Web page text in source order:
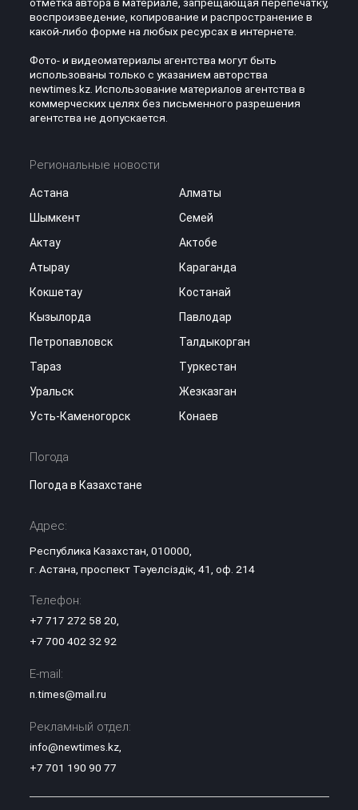
воспроизведение, копирование и распространение в
какой-либо форме на любых ресурсах в интернете.
Фото- и видеоматериалы агентства могут быть
использованы только с указанием авторства
newtimes.kz. Использование материалов агентства в
коммерческих целях без письменного разрешения
агентства не допускается.
Региональные новости
Астана
Алматы
Шымкент
Семей
Актау
Актобе
Атырау
Караганда
Кокшетау
Костанай
Кызылорда
Павлодар
Петропавловск
Талдыкорган
Тараз
Туркестан
Уральск
Жезказган
Усть-Каменогорск
Конаев
Погода
Погода в Казахстане
Адрес:
Республика Казахстан, 010000,
г. Астана, проспект Тәуелсіздік, 41, оф. 214
Телефон:
+7 717 272 58 20
+7 700 402 32 92
E-mail:
n.times@mail.ru
Рекламный отдел:
info@newtimes.kz,
+7 701 190 90 77